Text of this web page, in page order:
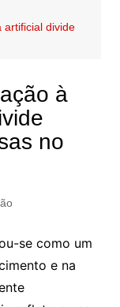
artificial divide
à
no
se como um
e na